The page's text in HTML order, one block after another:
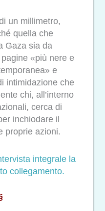
un millimetro,
quella che
Gaza sia da
«più nere e
e
intimidazione che
chi, all’interno
cerca di
inchiodare il
proprie azioni.
integrale la
collegamento.